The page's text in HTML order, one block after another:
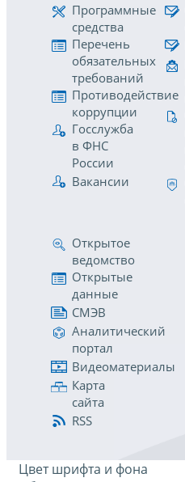
Программные
средства
Перечень
обязательных
требований
Противодействие
коррупции
Госслужба
в ФНС
России
Вакансии
Открытое
ведомство
Открытые
данные
СМЭВ
Аналитический
портал
Видеоматериалы
Карта
сайта
RSS
Цвет шрифта и фона